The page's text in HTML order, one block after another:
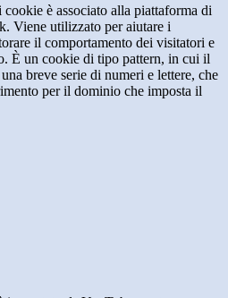
cookie è associato alla piattaforma di
Viene utilizzato per aiutare i
il comportamento dei visitatori e
È un cookie di tipo pattern, in cui il
breve serie di numeri e lettere, che
per il dominio che imposta il